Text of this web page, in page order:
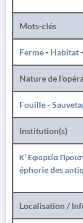
Mots-clés
Ferme- Habitat-
Nature de
Fouille-
Institution(s)
Κ' Εφορεία
éphorie des
Localisation /